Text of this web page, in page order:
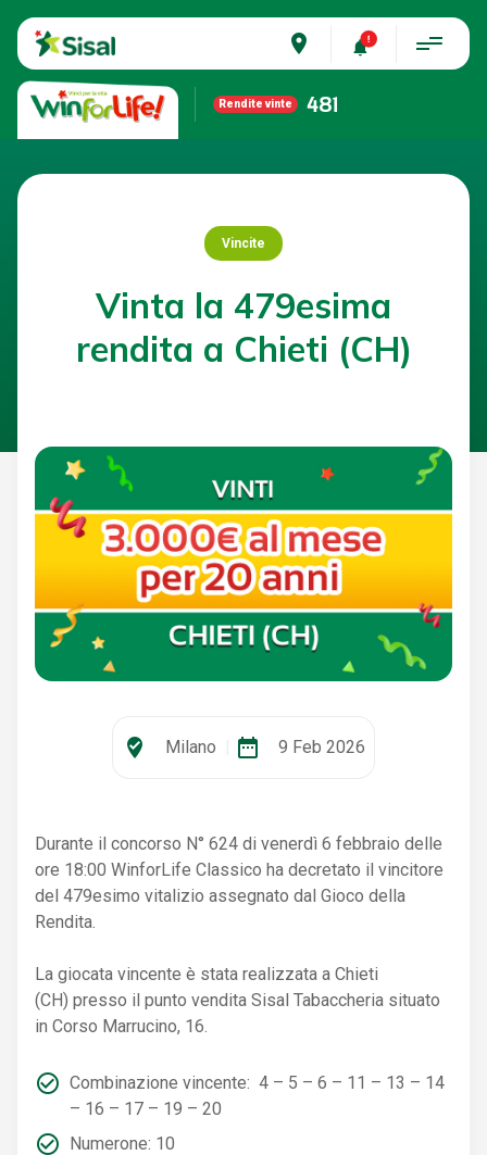
place
Rendite vinte 481
Vincite
Vinta la 479esima
rendita a Chieti (CH)
where_to_vote Milano date_range 9 Feb 2026
Durante il concorso N° 624 di venerdì 6 febbraio delle
ore 18:00 WinforLife Classico ha decretato il vincitore
del 479esimo vitalizio assegnato dal Gioco della
Rendita.
La giocata vincente è stata realizzata a Chieti
(CH) presso il punto vendita Sisal Tabaccheria situato
in Corso Marrucino, 16.
Combinazione vincente: 4 – 5 – 6 – 11 – 13 – 14
– 16 – 17 – 19 – 20
Numerone: 10